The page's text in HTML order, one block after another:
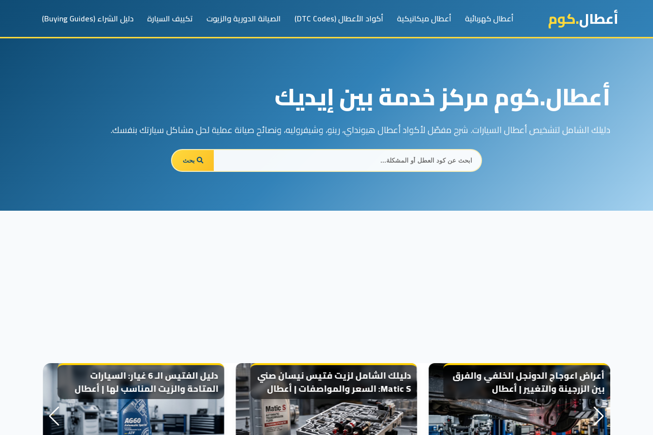
أعطال.كوم أعطال كهربائية أعطال ميكانيكية أكواد الأعطال (DTC Codes) الصيانة الدورية والزيوت تكييف السيارة دليل الشراء (Buying Guides)
أعطال.كوم مركز خدمة بين إيديك
دليلك الشامل لتشخيص أعطال السيارات. شرح مفصّل لأكواد أعطال هيونداي، رينو، وشيفروليه، ونصائح صيانة عملية لحل مشاكل سيارتك بنفسك.
بحث
أعراض اعوجاج الدونجل الخلفي والفرق
بين الزرجينة والتغيير | أعطال
دليلك الشامل لزيت فتيس نيسان صني
Matic S: السعر والمواصفات | أعطال
دليل الفتيس الـ 6 غيار: السيارات
المتاحة والزيت المناسب لها | أعطال